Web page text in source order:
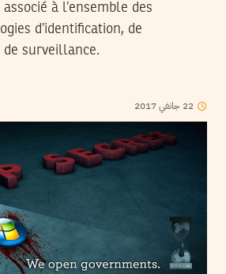
à l’ensemble des
d’identification, de
de surveillance.
22 جانفي2017